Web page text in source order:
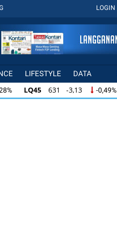
LOGIN
LIFESTYLE DATA
LQ45 631 -3,13 -0,49%
LQ45 631 -3,13 -0,49%